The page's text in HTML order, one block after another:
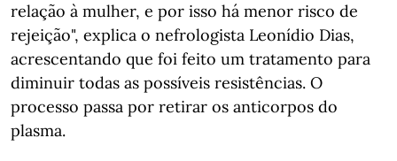
relação à mulher, e por isso há menor risco de
rejeição", explica o nefrologista Leonídio Dias,
acrescentando que foi feito um tratamento para
diminuir todas as possíveis resistências. O
processo passa por retirar os anticorpos do
plasma.